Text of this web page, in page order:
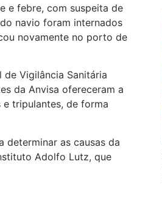
e febre, com suspeita de
navio foram internados
novamente no porto de
Vigilância Sanitária
da Anvisa ofereceram a
tripulantes, de forma
determinar as causas da
Adolfo Lutz, que